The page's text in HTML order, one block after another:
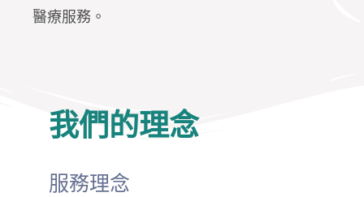
醫療服務。
我們的理念
服務理念